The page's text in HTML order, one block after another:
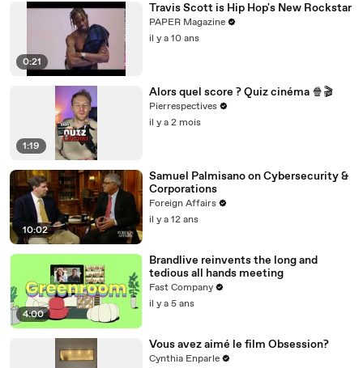
0:21
Travis Scott is Hip Hop's New Rockstar
PAPER Magazine
il y a 10 ans
1:19
Alors quel score ? Quiz cinéma 🍿🎬
Pierrespectives
il y a 2 mois
10:02
Samuel Palmisano on Cybersecurity &
Corporations
Foreign Affairs
il y a 12 ans
4:00
Brandlive reinvents the long and
tedious all hands meeting
Fast Company
il y a 5 ans
Vous avez aimé le film Obsession?
Cynthia Enparle